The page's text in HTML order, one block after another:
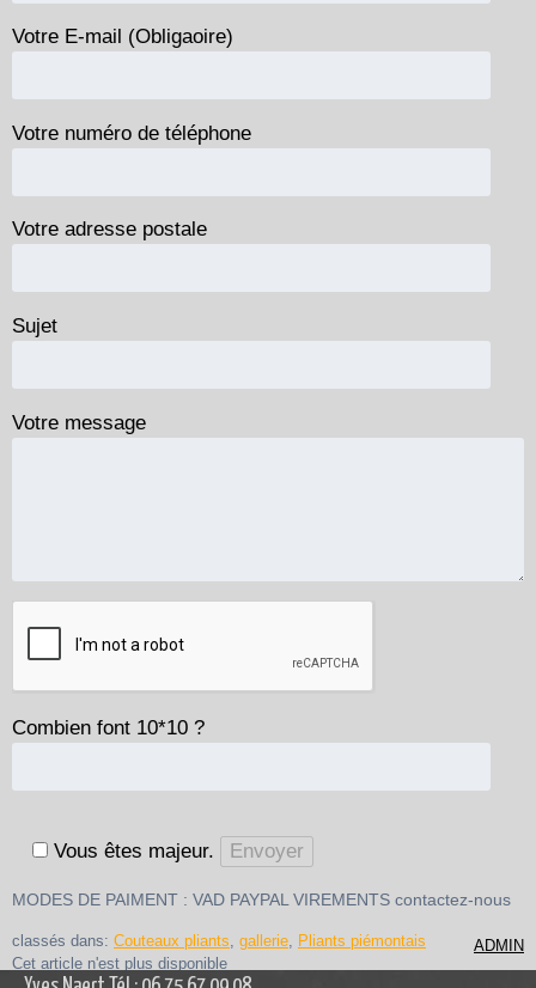
Votre E-mail (Obligaoire)
Votre numéro de téléphone
Votre adresse postale
Sujet
Votre message
Combien font 10*10 ?
Vous êtes majeur.
MODES DE PAIMENT : VAD PAYPAL VIREMENTS contactez-nous
classés dans: Couteaux pliants gallerie
Pliants piémontais
Cet article n'est plus disponible
ADMIN